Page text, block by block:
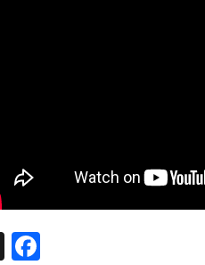
X Facebook